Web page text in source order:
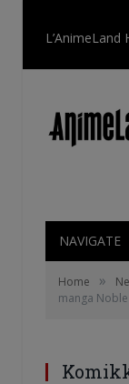
NAVIGATE
Home »
manga